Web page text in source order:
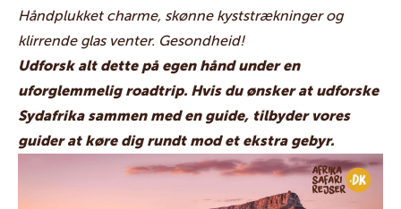
Håndplukket charme, skønne kyststrækninger og
klirrende glas venter. Gesondheid!
Udforsk alt dette på egen hånd under en
uforglemmelig roadtrip. Hvis du ønsker at udforske
Sydafrika sammen med en guide, tilbyder vores
guider at køre dig rundt mod et ekstra gebyr.